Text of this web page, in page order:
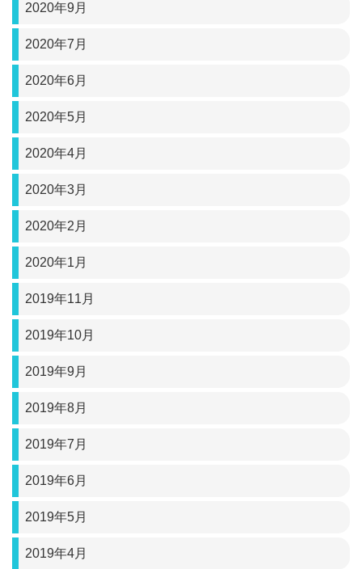
2020年9月
2020年7月
2020年6月
2020年5月
2020年4月
2020年3月
2020年2月
2020年1月
2019年11月
2019年10月
2019年9月
2019年8月
2019年7月
2019年6月
2019年5月
2019年4月